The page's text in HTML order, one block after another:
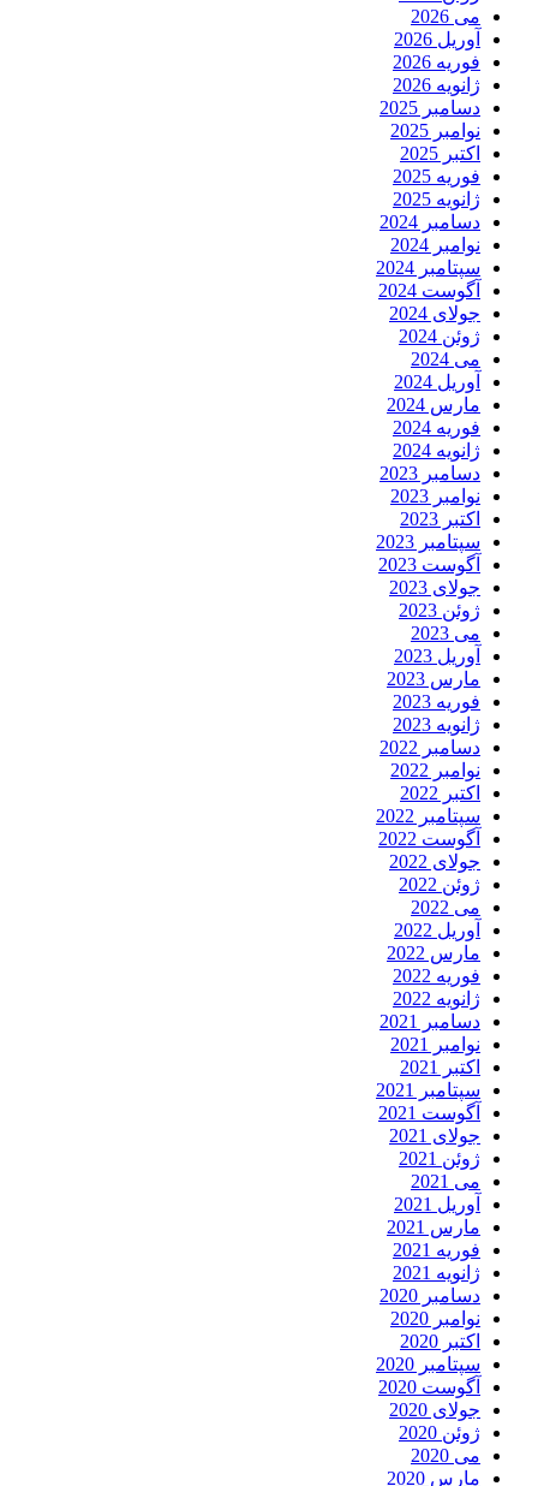
می 2026
آوریل 2026
فوریه 2026
ژانویه 2026
دسامبر 2025
نوامبر 2025
اکتبر 2025
فوریه 2025
ژانویه 2025
دسامبر 2024
نوامبر 2024
سپتامبر 2024
آگوست 2024
جولای 2024
ژوئن 2024
می 2024
آوریل 2024
مارس 2024
فوریه 2024
ژانویه 2024
دسامبر 2023
نوامبر 2023
اکتبر 2023
سپتامبر 2023
آگوست 2023
جولای 2023
ژوئن 2023
می 2023
آوریل 2023
مارس 2023
فوریه 2023
ژانویه 2023
دسامبر 2022
نوامبر 2022
اکتبر 2022
سپتامبر 2022
آگوست 2022
جولای 2022
ژوئن 2022
می 2022
آوریل 2022
مارس 2022
فوریه 2022
ژانویه 2022
دسامبر 2021
نوامبر 2021
اکتبر 2021
سپتامبر 2021
آگوست 2021
جولای 2021
ژوئن 2021
می 2021
آوریل 2021
مارس 2021
فوریه 2021
ژانویه 2021
دسامبر 2020
نوامبر 2020
اکتبر 2020
سپتامبر 2020
آگوست 2020
جولای 2020
ژوئن 2020
می 2020
مارس 2020